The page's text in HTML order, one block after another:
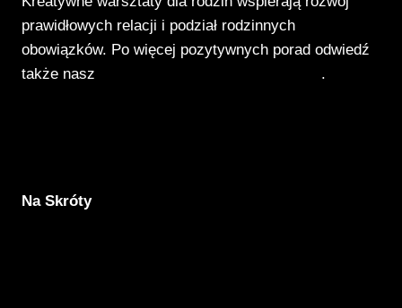
prawidłowych relacji i podział rodzinnych
obowiązków. Po więcej pozytywnych porad odwiedź
także nasz
.
Na Skróty